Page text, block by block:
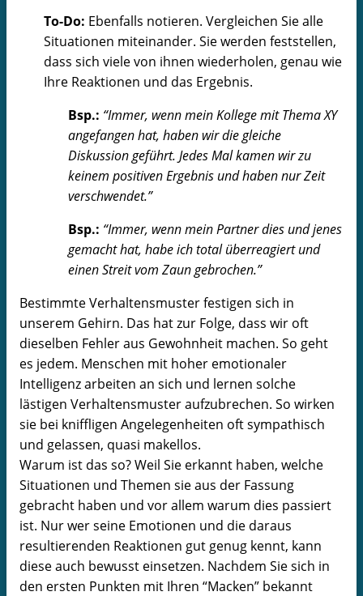
To-Do: Ebenfalls notieren. Vergleichen Sie alle
Situationen miteinander. Sie werden feststellen,
dass sich viele von ihnen wiederholen, genau wie
Ihre Reaktionen und das Ergebnis.
Bsp.: “Immer, wenn mein Kollege mit Thema XY
angefangen hat, haben wir die gleiche
Diskussion geführt. Jedes Mal kamen wir zu
keinem positiven Ergebnis und haben nur Zeit
verschwendet.”
Bsp.: “Immer, wenn mein Partner dies und jenes
gemacht hat, habe ich total überreagiert und
einen Streit vom Zaun gebrochen.”
Bestimmte Verhaltensmuster festigen sich in
unserem Gehirn. Das hat zur Folge, dass wir oft
dieselben Fehler aus Gewohnheit machen. So geht
es jedem. Menschen mit hoher emotionaler
Intelligenz arbeiten an sich und lernen solche
lästigen Verhaltensmuster aufzubrechen. So wirken
sie bei kniffligen Angelegenheiten oft sympathisch
und gelassen, quasi makellos.
Warum ist das so? Weil Sie erkannt haben, welche
Situationen und Themen sie aus der Fassung
gebracht haben und vor allem warum dies passiert
ist. Nur wer seine Emotionen und die daraus
resultierenden Reaktionen gut genug kennt, kann
diese auch bewusst einsetzen. Nachdem Sie sich in
den ersten Punkten mit Ihren “Macken” bekannt